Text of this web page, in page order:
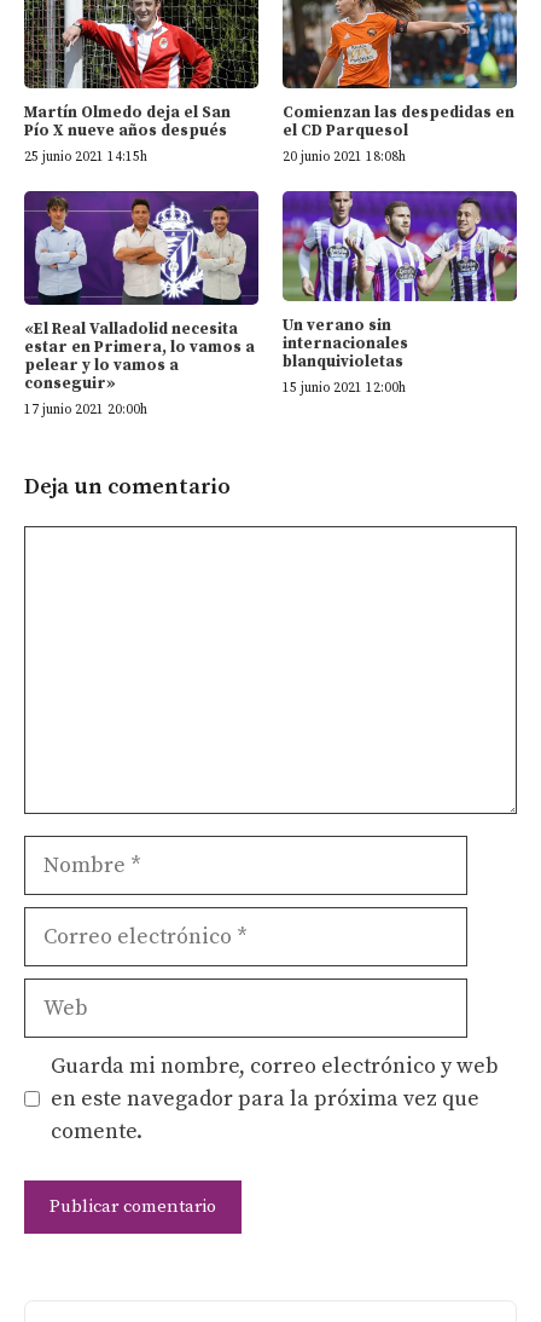
Martín Olmedo deja el San
Pío X nueve años después
25 junio 2021 14:15h
Comienzan las despedidas en
el CD Parquesol
20 junio 2021 18:08h
«El Real Valladolid necesita
estar en Primera, lo vamos a
pelear y lo vamos a
conseguir»
17 junio 2021 20:00h
Un verano sin
internacionales
blanquivioletas
15 junio 2021 12:00h
Deja un comentario
Nombre
Guarda mi nombre, correo electrónico y web
en este navegador para la próxima vez que
comente.